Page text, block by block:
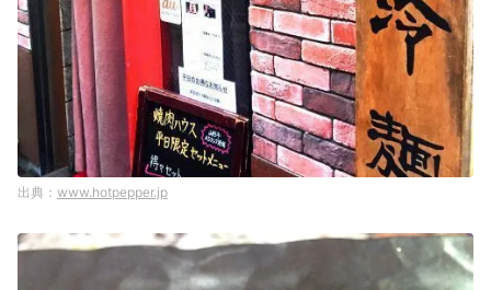
www.hotpepper.jp